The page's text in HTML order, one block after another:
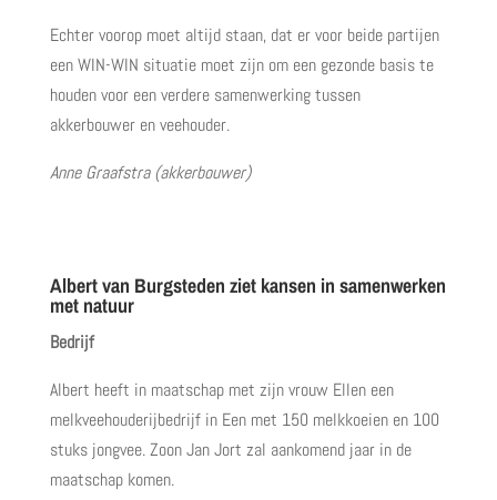
Echter voorop moet altijd staan, dat er voor beide partijen
een WIN-WIN situatie moet zijn om een gezonde basis te
houden voor een verdere samenwerking tussen
akkerbouwer en veehouder.
Anne Graafstra (akkerbouwer)
Albert van Burgsteden ziet kansen in samenwerken
met natuur
Bedrijf
Albert heeft in maatschap met zijn vrouw Ellen een
melkveehouderijbedrijf in Een met 150 melkkoeien en 100
stuks jongvee. Zoon Jan Jort zal aankomend jaar in de
maatschap komen.